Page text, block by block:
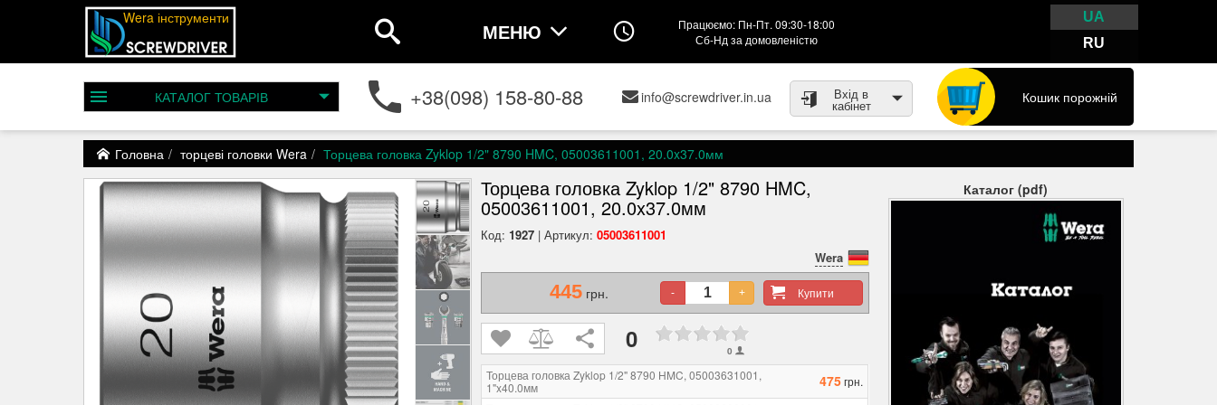
Wera інструменти
МЕНЮ
Працюємо: Пн-Пт. 09:30-18:00
Сб-Нд за домовленістю
UA
RU
КАТАЛОГ ТОВАРІВ +38(098) 158-80-88 info@screwdriver.in.ua Вхід в
кабінет Кошик порожній
Головна торцеві головки Wera Торцева головка Zyklop 1/2" 8790 HMC, 05003611001, 20.0x37.0мм
Торцева головка Zyklop 1/2" 8790 HMC,
05003611001, 20.0x37.0мм
Код: 1927| Артикул: 05003611001
Wera
445 грн. Купити
- +
0 0
Торцева головка Zyklop 1/2" 8790 HMC, 05003631001,
1"x40.0мм
475грн.
Каталог (pdf)